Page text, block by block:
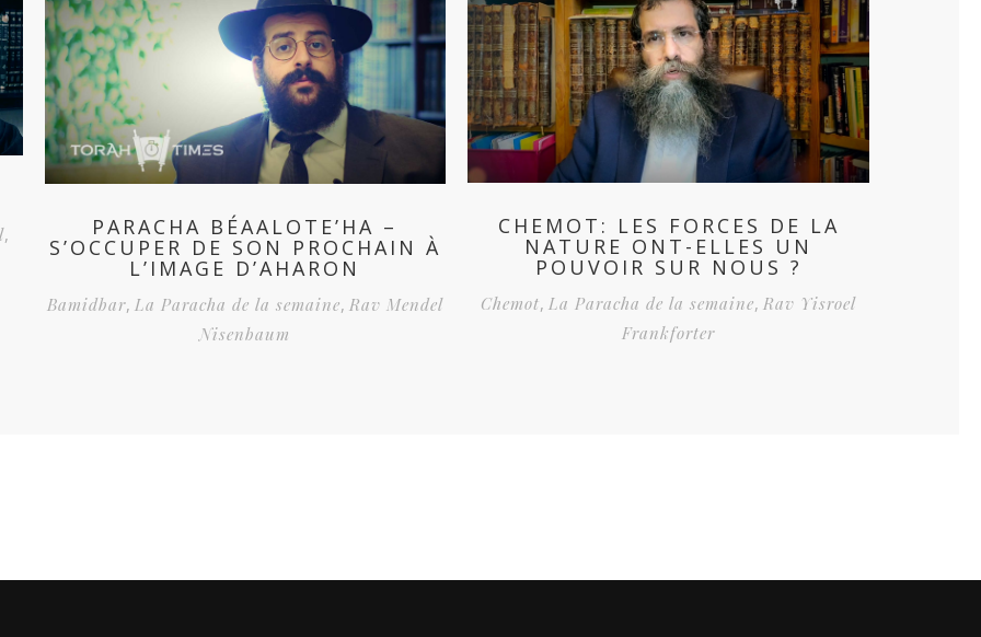
, PARACHA BÉAALOTE’HA –
S’OCCUPER DE SON PROCHAIN À
L’IMAGE D’AHARON
Bamidbar, La Paracha de la semaine, Rav Mendel
Nisenbaum
CHEMOT: LES FORCES DE LA
NATURE ONT-ELLES UN
POUVOIR SUR NOUS ?
Chemot, La Paracha de la semaine, Rav Yisroel
Frankforter